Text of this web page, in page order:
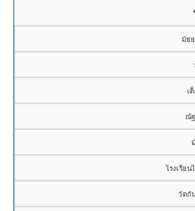
มัธ
เ
ณั
โรงเรีย
วัดกั